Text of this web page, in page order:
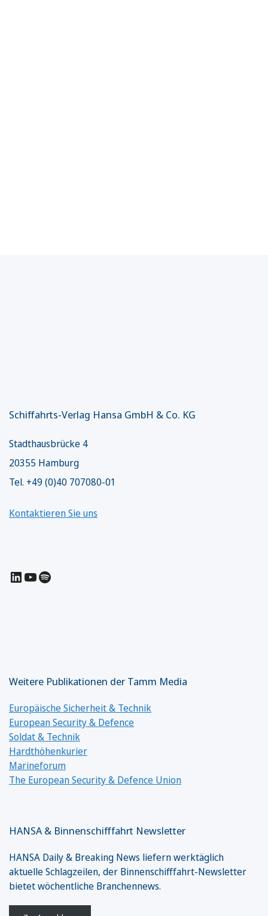
Schiffahrts-Verlag Hansa GmbH & Co. KG
Stadthausbrücke 4
20355 Hamburg
Tel. +49 (0)40 707080-01
Kontaktieren Sie uns
LinkedIn
YouTube
Spotify
Weitere Publikationen der Tamm Media
Europäische Sicherheit & Technik
European Security & Defence
Soldat & Technik
Hardthöhenkurier
Marineforum
The European Security & Defence Union
HANSA & Binnenschifffahrt Newsletter
HANSA Daily & Breaking News liefern werktäglich
aktuelle Schlagzeilen, der Binnenschifffahrt-Newsletter
bietet wöchentliche Branchennews.